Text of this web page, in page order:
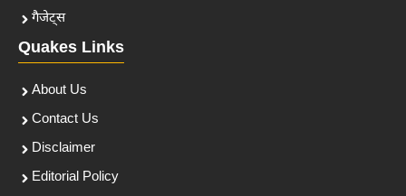
गैजेट्स
Quakes Links
About Us
Contact Us
Disclaimer
Editorial Policy